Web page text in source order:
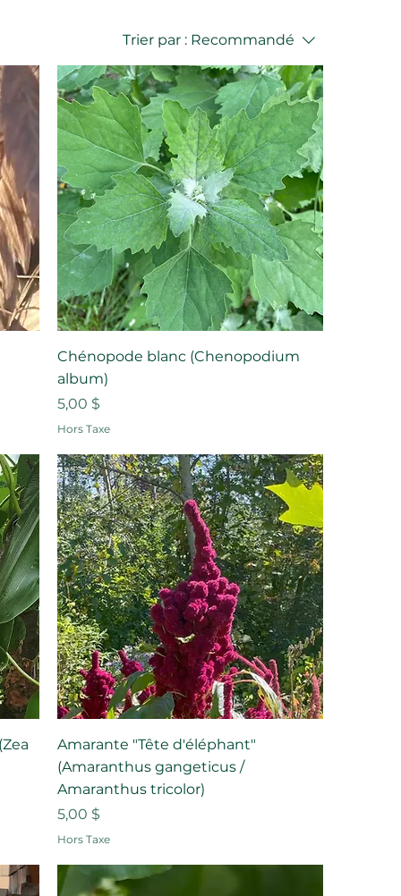
Trier par : Recommandé
Chénopode blanc (Chenopodium
album)
Prix
5,00 $
Hors Taxe
Amarante "Tête d'éléphant"
(Amaranthus gangeticus /
Amaranthus tricolor)
Prix
5,00 $
Hors Taxe